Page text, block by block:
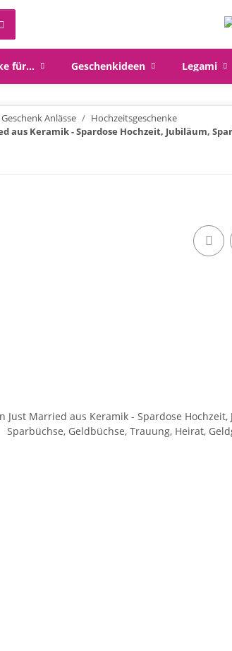
für... Geschenkideen Legami
Geschenk Anlässe
Hochzeitsgeschenke
aus Keramik - Spardose Hochzeit, Jubiläum,